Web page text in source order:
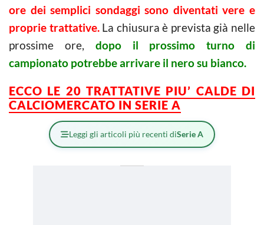
ore dei semplici sondaggi sono diventati vere e
proprie trattative.La chiusura è prevista già nelle
prossime ore, dopo il prossimo turno di
campionato potrebbe arrivare il nero su bianco.
ECCO LE 20 TRATTATIVE PIU’ CALDE DI
CALCIOMERCATO IN SERIE A
Leggi gli articoli più recenti diSerie A